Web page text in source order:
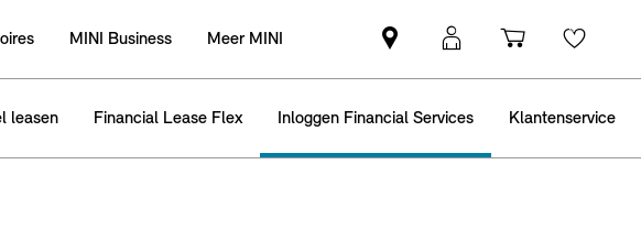
MINI Business Meer MINI
Vind
een
partner
MyMini
login
leasen Financial Lease Flex Inloggen Financial Services Klantenservice